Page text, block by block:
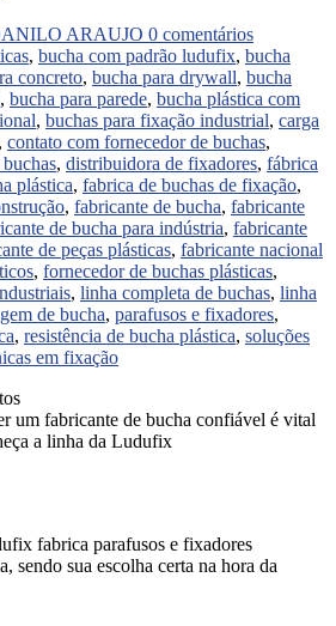
ARAUJO 0 comentários
, bucha com padrão ludufix, bucha
concreto, bucha para drywall, bucha
, bucha para parede, bucha plástica com
, buchas para fixação industrial, carga
, contato com fornecedor de buchas,
, distribuidora de fixadores, fábrica
plástica, fabrica de buchas de fixação,
, fabricante de bucha, fabricante
de bucha para indústria, fabricante
de peças plásticas, fabricante nacional
, fornecedor de buchas plásticas,
, linha completa de buchas, linha
de bucha, parafusos e fixadores,
, resistência de bucha plástica, soluções
em fixação
um fabricante de bucha confiável é vital
a linha da Ludufix
fabrica parafusos e fixadores
sendo sua escolha certa na hora da